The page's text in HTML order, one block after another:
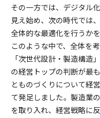
その一方では、デジタル
見え始め、次の時代では
全体的な最適化を行うか
このような中で、全体を
「次世代設計・製造構造
の経営トップの判断が最
とものづくりについて経
て発足しました。製造業
を取り入れ、経営戦略に